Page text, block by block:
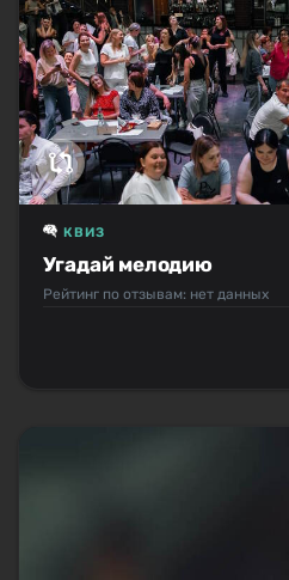
Угадай мелодию
КВИЗ
Рейтинг по отзывам: нет данных